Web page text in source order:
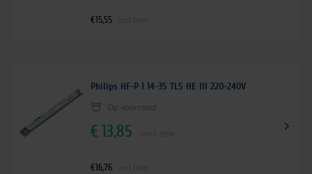
€15,55
Philips HF-P 1 14-35 TL5 HE III 220-240V
Op voorraad
€13,85
€16,76